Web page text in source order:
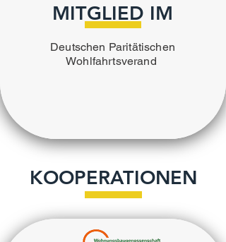
MITGLIED IM
Deutschen Paritätischen
Wohlfahrtsverand
KOOPERATIONEN